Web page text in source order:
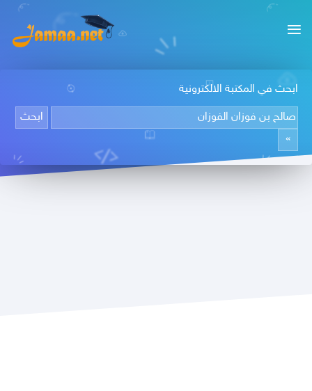
ابحث في المكتبة الالكترونية